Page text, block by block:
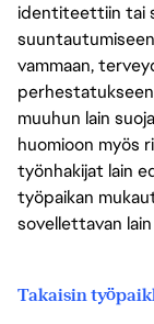
identiteettiin tai
vammaan,
muuhun lain
huomioon myös
työnhakijat lain
työpaikan
sovellettavan
Takaisin